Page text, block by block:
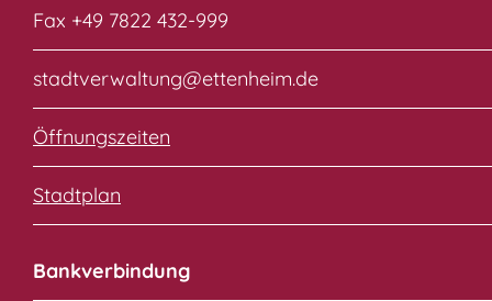
Fax +49 7822 432-999
stadtverwaltung@ettenheim.de
Öffnungszeiten
Stadtplan
Bankverbindung